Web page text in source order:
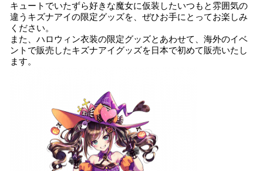
キュートでいたずら好きな魔女に仮装したいつもと雰囲気の
違うキズナアイの限定グッズを、ぜひお手にとってお楽しみ
ください。
また、ハロウィン衣装の限定グッズとあわせて、海外のイベ
ントで販売したキズナアイグッズを日本で初めて販売いたし
ます。